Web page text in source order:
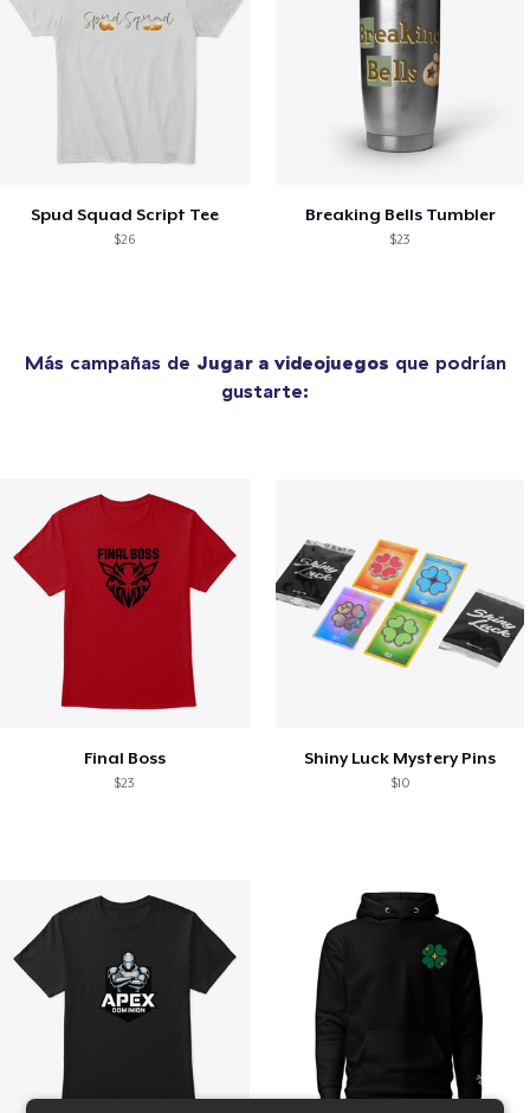
Spud Squad Script Tee
$26
Breaking Bells Tumbler
$23
Más campañas de Jugar a videojuegos que podrían
gustarte:
Final Boss
$23
Shiny Luck Mystery Pins
$10